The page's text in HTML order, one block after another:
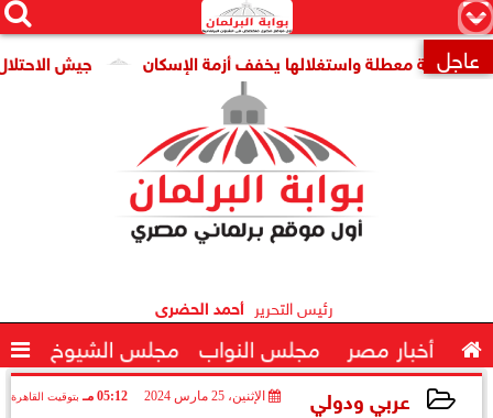
×


 عاجل جيش الاحتلال: مقتل جنديين معطلة واستغلالها يخفف أزمة الإسكان
رئيس التحرير أحمد الحضرى
 أخبار مصر مجلس النواب مجلس الشيوخ 
عربي ودولي الإثنين، 25 مارس 2024 05:12 مـ بتوقيت القاهرة